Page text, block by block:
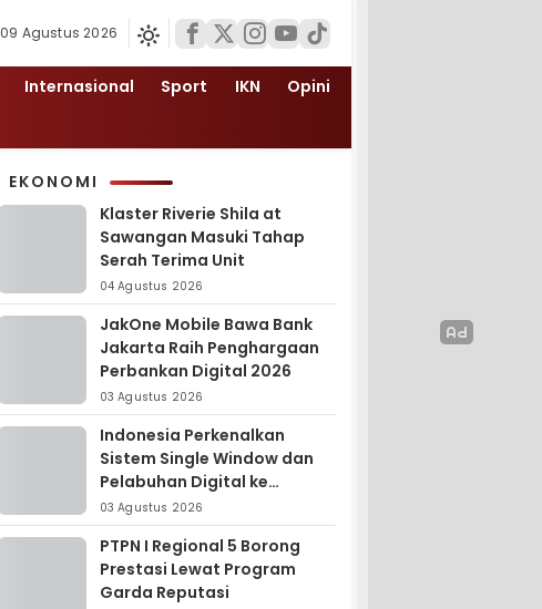
09 Agustus 2026
Internasional Sport IKN
Opini
EKONOMI
Klaster Riverie Shila at
Sawangan Masuki Tahap
Serah Terima Unit
04 Agustus 2026
JakOne Mobile Bawa Bank
Jakarta Raih Penghargaan
Perbankan Digital 2026
03 Agustus 2026
Indonesia Perkenalkan
Sistem Single Window dan
Pelabuhan Digital ke
Madagaskar
03 Agustus 2026
PTPN I Regional 5 Borong
Prestasi Lewat Program
Garda Reputasi